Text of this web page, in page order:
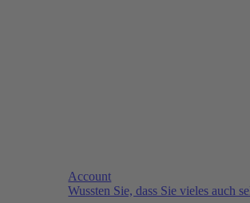
Account
Wussten Sie, dass Sie vieles auch